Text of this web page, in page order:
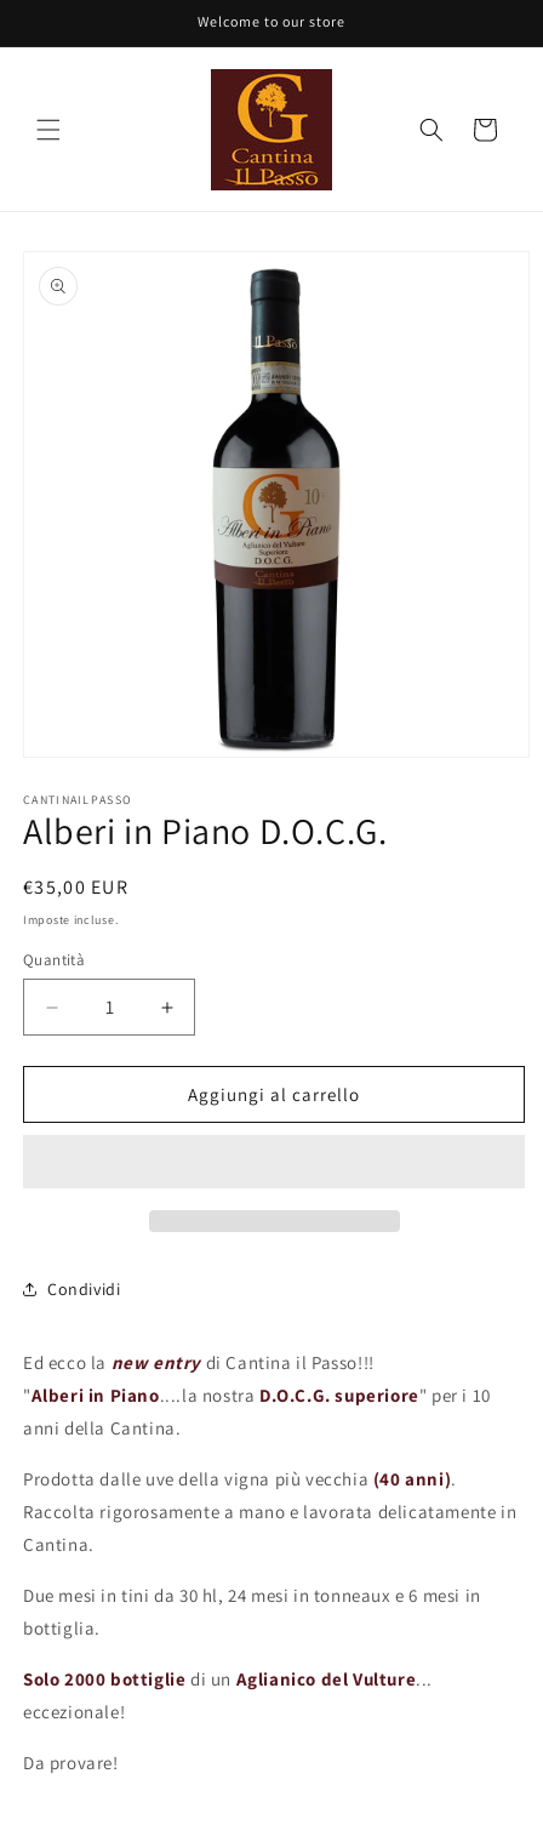
ai contenuti
Welcome to our store
Carrello
informazioni
sul prodotto
multimediali
1
in
CANTINAILPASSO
Alberi in Piano D.O.C.G.
Prezzo
di
€35,00 EUR
Imposte incluse.
Quantità
Quantità
Diminuisci
quantità
per
in
Aumenta
quantità
per
Alberi
in
Aggiungi al carrello
Condividi
Ed ecco la new entrydi Cantina il Passo!!!
"Alberi in Piano....la nostra D.O.C.G. superiore" per i 10
anni della Cantina.
Prodotta dalle uve della vigna più vecchia (40 anni).
Raccolta rigorosamente a mano e lavorata delicatamente in
Cantina.
Due mesi in tini da 30 hl, 24 mesi in tonneaux e 6 mesi in
bottiglia.
Solo 2000 bottiglie di un Aglianico del Vulture...
eccezionale!
Da provare!